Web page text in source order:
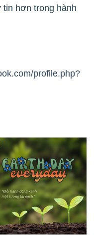
tin hơn trong hành
profile.php?